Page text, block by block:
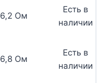
6,2 Ом
Есть в
наличии
6,8 Ом
Есть в
наличии